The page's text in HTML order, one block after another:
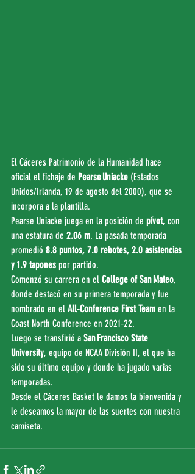
El Cáceres Patrimonio de la Humanidad hace
oficial el fichaje de Pearse Uniacke (Estados
Unidos/Irlanda, 19 de agosto del 2000), que se
incorpora a la plantilla.
Pearse Uniacke juega en la posición de pívot, con
una estatura de 2.06 m. La pasada temporada
promedió 8.8 puntos, 7.0 rebotes, 2.0 asistencias
y 1.9 tapones por partido.
Comenzó su carrera en el College of San Mateo,
donde destacó en su primera temporada y fue
nombrado en el All‑Conference First Team en la
Coast North Conference en 2021‑22.
Luego se transfirió a San Francisco State
University, equipo de NCAA División II, el que ha
sido su último equipo y donde ha jugado varias
temporadas.
Desde el Cáceres Basket le damos la bienvenida y
le deseamos la mayor de las suertes con nuestra
camiseta.